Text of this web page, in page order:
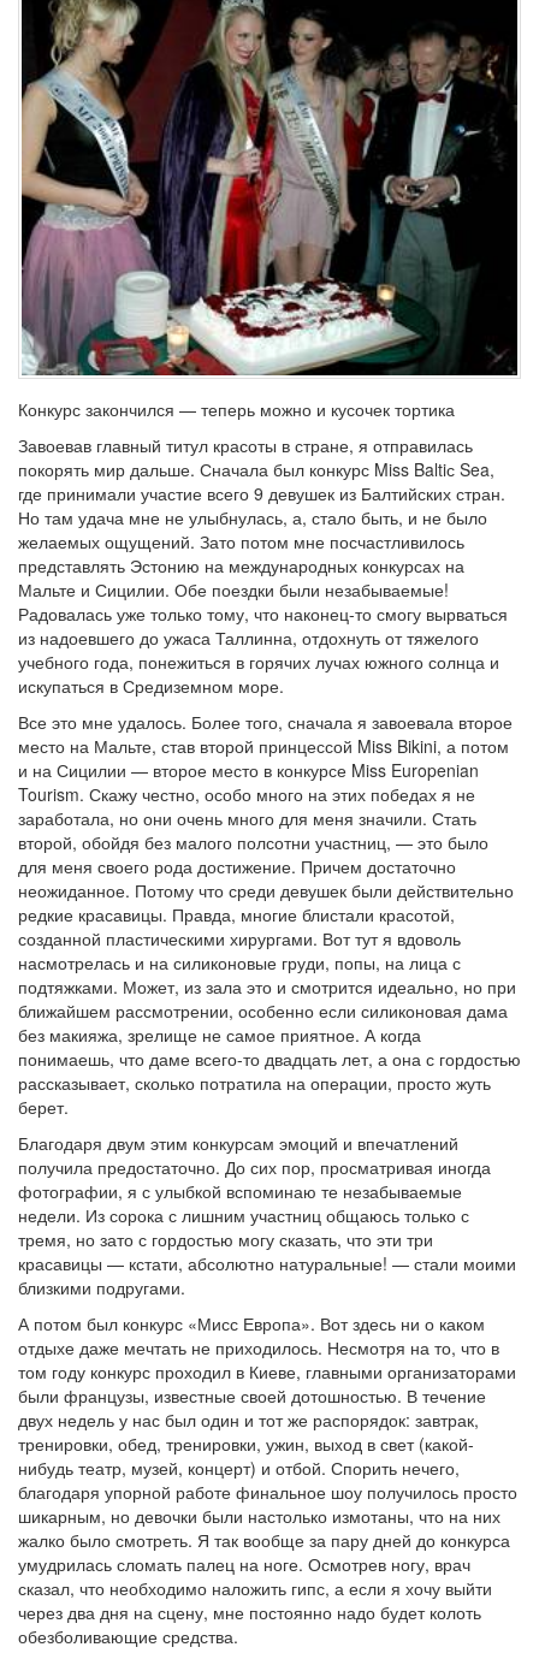
Конкурс закончился — теперь можно и кусочек тортика
Завоевав главный титул красоты в стране, я отправилась
покорять мир дальше. Сначала был конкурс Miss Baltiс Sea,
где принимали участие всего 9 девушек из Балтийских стран.
Но там удача мне не улыбнулась, а, стало быть, и не было
желаемых ощущений. Зато потом мне посчастливилось
представлять Эстонию на международных конкурсах на
Мальте и Сицилии. Обе поездки были незабываемые!
Радовалась уже только тому, что наконец-то смогу вырваться
из надоевшего до ужаса Таллинна, отдохнуть от тяжелого
учебного года, понежиться в горячих лучах южного солнца и
искупаться в Средиземном море.
Все это мне удалось. Более того, сначала я завоевала второе
место на Мальте, став второй принцессой Miss Bikini, а потом
и на Сицилии — второе место в конкурсе Miss Europenian
Tourism. Скажу честно, особо много на этих победах я не
заработала, но они очень много для меня значили. Стать
второй, обойдя без малого полсотни участниц, — это было
для меня своего рода достижение. Причем достаточно
неожиданное. Потому что среди девушек были действительно
редкие красавицы. Правда, многие блистали красотой,
созданной пластическими хирургами. Вот тут я вдоволь
насмотрелась и на силиконовые груди, попы, на лица с
подтяжками. Может, из зала это и смотрится идеально, но при
ближайшем рассмотрении, особенно если силиконовая дама
без макияжа, зрелище не самое приятное. А когда
понимаешь, что даме всего-то двадцать лет, а она с гордостью
рассказывает, сколько потратила на операции, просто жуть
берет.
Благодаря двум этим конкурсам эмоций и впечатлений
получила предостаточно. До сих пор, просматривая иногда
фотографии, я с улыбкой вспоминаю те незабываемые
недели. Из сорока с лишним участниц общаюсь только с
тремя, но зато с гордостью могу сказать, что эти три
красавицы — кстати, абсолютно натуральные! — стали моими
близкими подругами.
А потом был конкурс «Мисс Европа». Вот здесь ни о каком
отдыхе даже мечтать не приходилось. Несмотря на то, что в
том году конкурс проходил в Киеве, главными организаторами
были французы, известные своей дотошностью. В течение
двух недель у нас был один и тот же распорядок: завтрак,
тренировки, обед, тренировки, ужин, выход в свет (какой-
нибудь театр, музей, концерт) и отбой. Спорить нечего,
благодаря упорной работе финальное шоу получилось просто
шикарным, но девочки были настолько измотаны, что на них
жалко было смотреть. Я так вообще за пару дней до конкурса
умудрилась сломать палец на ноге. Осмотрев ногу, врач
сказал, что необходимо наложить гипс, а если я хочу выйти
через два дня на сцену, мне постоянно надо будет колоть
обезболивающие средства.